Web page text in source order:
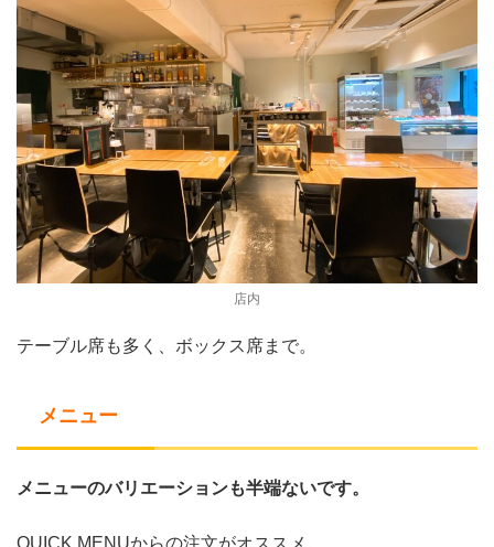
店内
テーブル席も多く、ボックス席まで。
メニュー
メニューのバリエーションも半端ないです。
QUICK MENUからの注文がオススメ。